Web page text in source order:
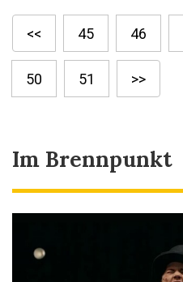
<< 45 46
50 51 >>
Im Brennpunkt